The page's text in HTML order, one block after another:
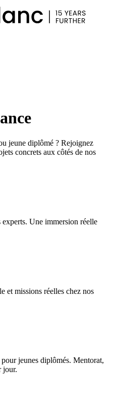
jeune diplômé ? Rejoignez
concrets aux côtés de nos
experts. Une immersion réelle
et missions réelles chez nos
jeunes diplômés. Mentorat,
jour.